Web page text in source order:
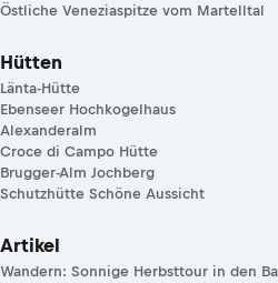
Östliche Veneziaspitze vom Martelltal
Hütten
Länta-Hütte
Ebenseer Hochkogelhaus
Alexanderalm
Croce di Campo Hütte
Brugger-Alm Jochberg
Schutzhütte Schöne Aussicht
Artikel
Wandern: Sonnige Herbsttour in den